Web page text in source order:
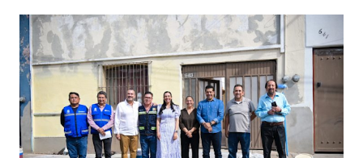
conoces ni la mitad de lo que deberías saber. Pero incluso
quienes ya han tenido relaciones sexuales no son expertos
o expertas en el tema. Siempre hay algo nuevo que
aprender y nuevas experiencias que conocer. Si eres una
chica y aún no has tenido relaciones sexuales, tal vez
pienses que el sexo será increíble y no puedas esperar para